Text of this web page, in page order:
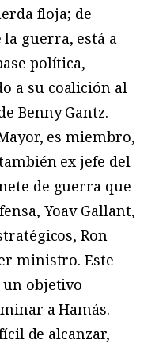
floja; de
guerra, está a
política,
a su coalición al
Benny Gantz.
es miembro,
ex jefe del
de guerra que
Yoav Gallant,
Ron
ministro. Este
objetivo
a Hamás.
de alcanzar,